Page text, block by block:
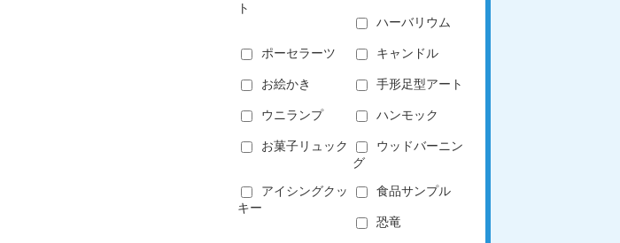
ト
ハーバリウム
ポーセラーツ キャンドル
お絵かき 手形足型アート
ウニランプ ハンモック
お菓子リュック
ウッドバーニン
グ
アイシングクッ
キー
食品サンプル
恐竜